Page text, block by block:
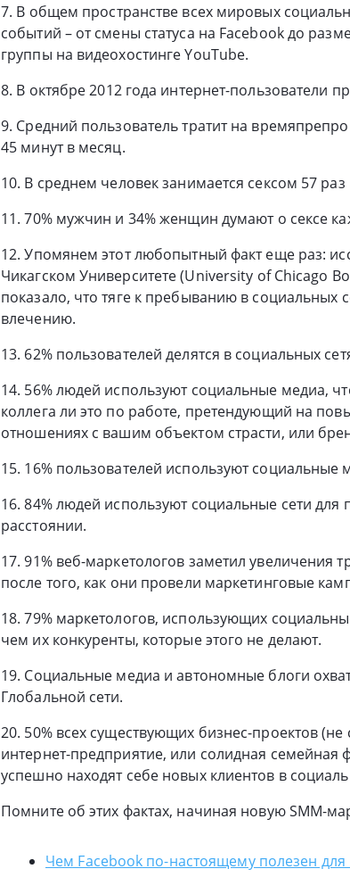
7. В общем пространстве всех мировых
событий – от смены статуса на Facebook до
группы на видеохостинге YouTube.
8. В октябре 2012 года интернет-пользователи
9. Средний пользователь тратит на
45 минут в месяц.
10. В среднем человек занимается сексом 57 раз
11. 70% мужчин и 34% женщин думают о сексе
12. Упомянем этот любопытный факт еще раз:
Чикагском Университете (University of Chicago
показало, что тяге к пребыванию в социальных
влечению.
13. 62% пользователей делятся в социальных
14. 56% людей используют социальные медиа,
коллега ли это по работе, претендующий на
отношениях с вашим объектом страсти, или
15. 16% пользователей используют социальные
16. 84% людей используют социальные сети
расстоянии.
17. 91% веб-маркетологов заметил
после того, как они провели маркетинговые
18. 79% маркетологов, использующих
чем их конкуренты, которые этого не делают.
19. Социальные медиа и автономные блоги
Глобальной сети.
20. 50% всех существующих бизнес-проектов
интернет-предприятие, или солидная
успешно находят себе новых клиентов в
Помните об этих фактах, начиная новую SMM-
Чем Facebook по-настоящему полезен для